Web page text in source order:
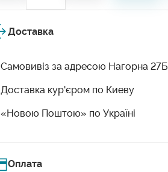
Доставка
Самовивіз за адресою Нагорна 27Б
Доставка кур'єром по Киеву
«Новою Поштою» по Україні
Оплата